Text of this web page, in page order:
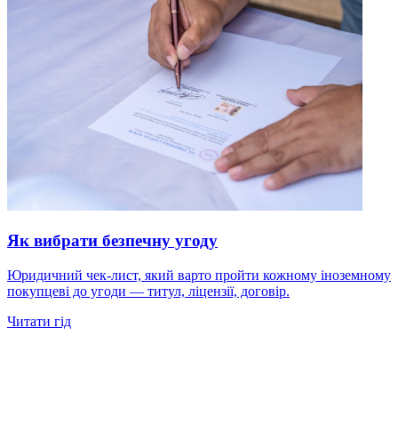
Як вибрати безпечну угоду
Юридичний чек-лист, який варто пройти кожному іноземному
покупцеві до угоди — титул, ліцензії, договір.
Читати гід